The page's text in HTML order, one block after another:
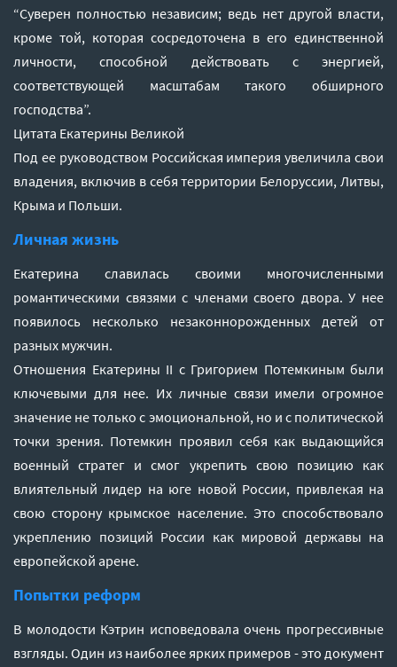
“Суверен полностью независим; ведь нет другой власти,
кроме той, которая сосредоточена в его единственной
личности, способной действовать с энергией,
соответствующей масштабам такого обширного
господства”.
Цитата Екатерины Великой
Под ее руководством Российская империя увеличила свои
владения, включив в себя территории Белоруссии, Литвы,
Крыма и Польши.
Личная жизнь
Екатерина славилась своими многочисленными
романтическими связями с членами своего двора. У нее
появилось несколько незаконнорожденных детей от
разных мужчин.
Отношения Екатерины II с Григорием Потемкиным были
ключевыми для нее. Их личные связи имели огромное
значение не только с эмоциональной, но и с политической
точки зрения. Потемкин проявил себя как выдающийся
военный стратег и смог укрепить свою позицию как
влиятельный лидер на юге новой России, привлекая на
свою сторону крымское население. Это способствовало
укреплению позиций России как мировой державы на
европейской арене.
Попытки реформ
В молодости Кэтрин исповедовала очень прогрессивные
взгляды. Один из наиболее ярких примеров - это документ